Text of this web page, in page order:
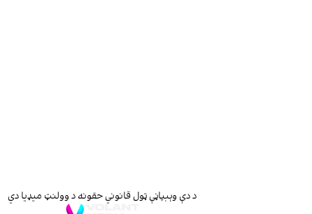
د دې وېبپاڼې ټول قانوني حقونه د وولنټ میډیا دي